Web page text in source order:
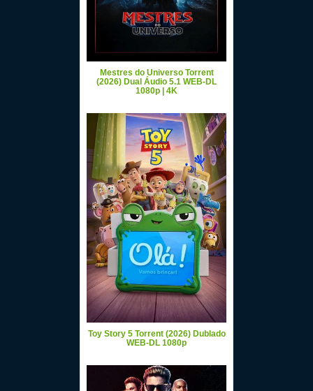
Mestres do Universo Torrent
(2026) Dual Áudio 5.1 WEB-DL
1080p | 4K
Toy Story 5 Torrent (2026) Dublado
WEB-DL 1080p